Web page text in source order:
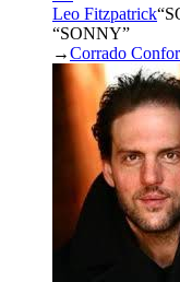
Leo Fitzpatrick“
“SONNY”
→Corrado